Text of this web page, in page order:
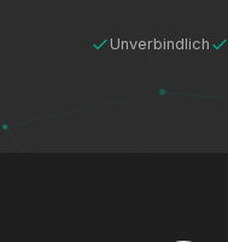
Unverbindlich